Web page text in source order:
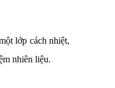
lớp cách nhiệt,
nhiên liệu.